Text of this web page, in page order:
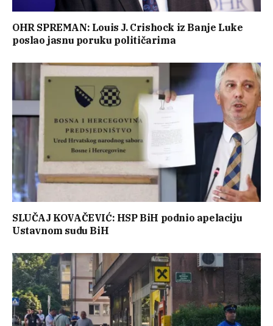
OHR SPREMAN: Louis J. Crishock iz Banje Luke
poslao jasnu poruku političarima
SLUČAJ KOVAČEVIĆ: HSP BiH podnio apelaciju
Ustavnom sudu BiH